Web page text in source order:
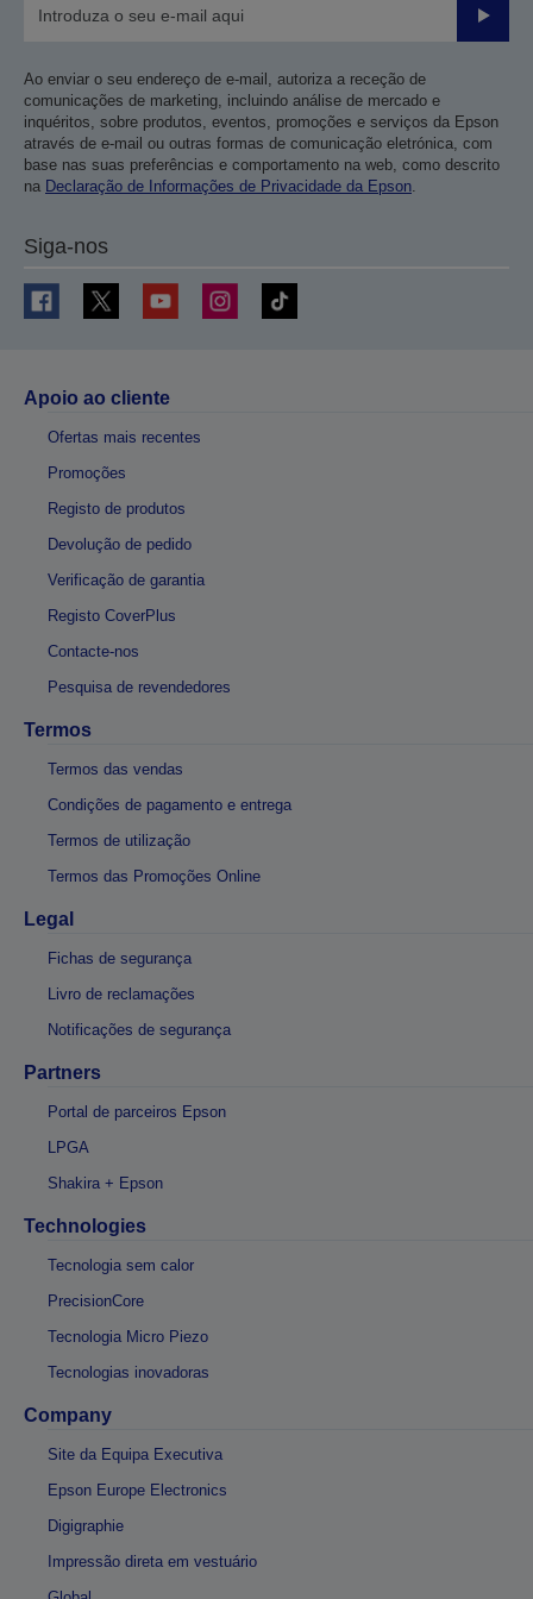
Enviar
Ao enviar o seu endereço de e-mail, autoriza a receção de
comunicações de marketing, incluindo análise de mercado e
inquéritos, sobre produtos, eventos, promoções e serviços da Epson
através de e-mail ou outras formas de comunicação eletrónica, com
base nas suas preferências e comportamento na web, como descrito
na Declaração de Informações de Privacidade da Epson.
Siga-nos
Apoio ao cliente
Ofertas mais recentes
Promoções
Registo de produtos
Devolução de pedido
Verificação de garantia
Registo CoverPlus
Contacte-nos
Pesquisa de revendedores
Termos
Termos das vendas
Condições de pagamento e entrega
Termos de utilização
Termos das Promoções Online
Legal
Fichas de segurança
Livro de reclamações
Notificações de segurança
Partners
Portal de parceiros Epson
LPGA
Shakira + Epson
Technologies
Tecnologia sem calor
PrecisionCore
Tecnologia Micro Piezo
Tecnologias inovadoras
Company
Site da Equipa Executiva
Epson Europe Electronics
Digigraphie
Impressão direta em vestuário